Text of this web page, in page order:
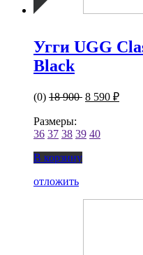
Угги UGG
Black
(0) 18 900 8 590 ₽
Размеры:
36 37 38 39 40
В корзину
отложить